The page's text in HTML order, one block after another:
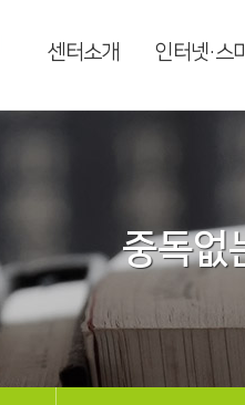
센터소개 인터넷·스
중독없